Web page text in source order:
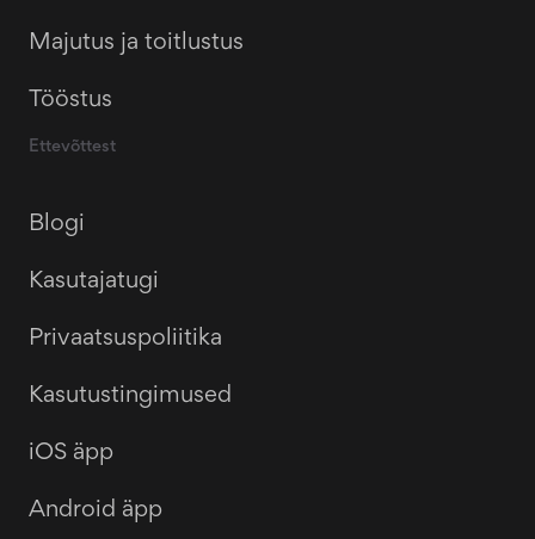
Majutus ja toitlustus
Tööstus
Ettevõttest
Blogi
Kasutajatugi
Privaatsuspoliitika
Kasutustingimused
iOS äpp
Android äpp